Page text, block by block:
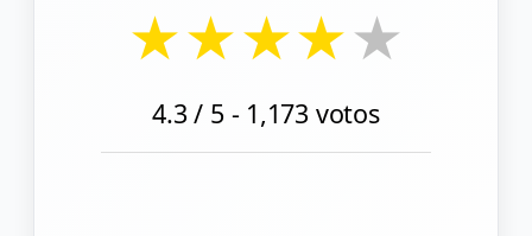
★★★★★
4.3 / 5 - 1,173 votos